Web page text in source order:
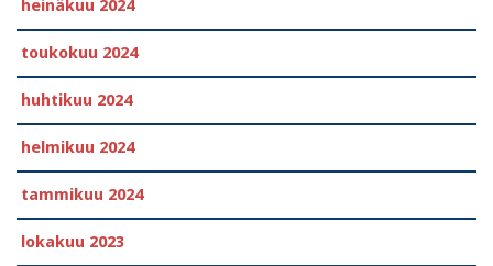
heinäkuu 2024
toukokuu 2024
huhtikuu 2024
helmikuu 2024
tammikuu 2024
lokakuu 2023